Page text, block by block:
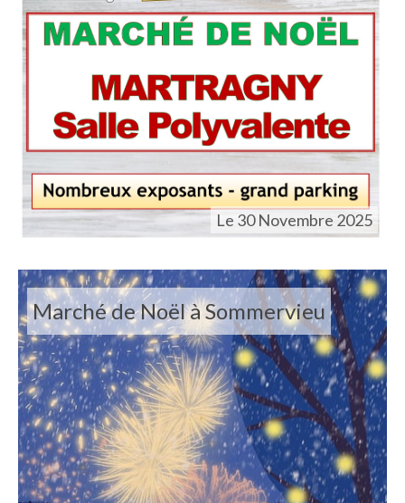
Le 30 Novembre 2025
Marché de Noël à Sommervieu